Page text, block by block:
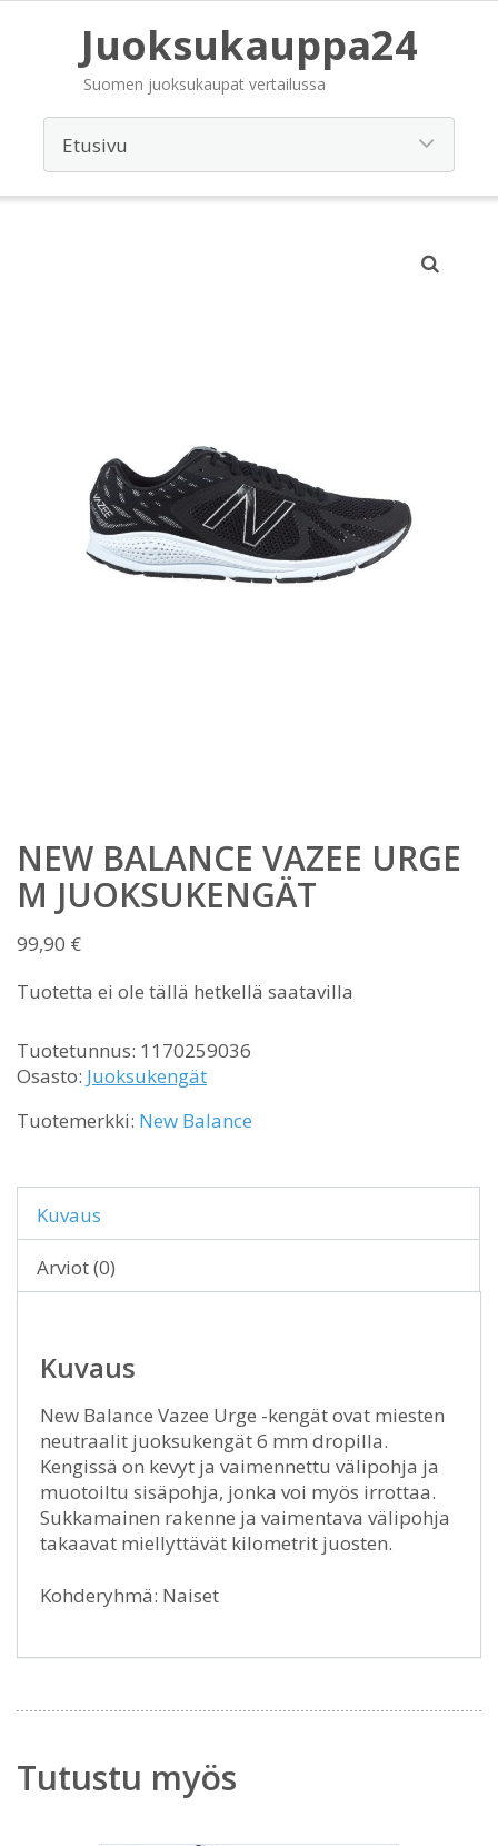
Juoksukauppa24
Suomen juoksukaupat vertailussa
NEW BALANCE VAZEE URGE
M JUOKSUKENGÄT
99,90 €
Tuotetta ei ole tällä hetkellä saatavilla
Tuotetunnus: 1170259036
Osasto: Juoksukengät
Tuotemerkki: New Balance
Kuvaus
Arviot (0)
Kuvaus
New Balance Vazee Urge -kengät ovat miesten
neutraalit juoksukengät 6 mm dropilla.
Kengissä on kevyt ja vaimennettu välipohja ja
muotoiltu sisäpohja, jonka voi myös irrottaa.
Sukkamainen rakenne ja vaimentava välipohja
takaavat miellyttävät kilometrit juosten.
Kohderyhmä: Naiset
Tutustu myös